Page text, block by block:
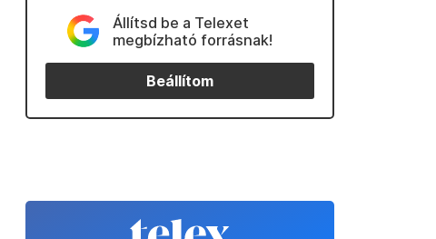
Állítsd be a Telexet
megbízható forrásnak!
Beállítom